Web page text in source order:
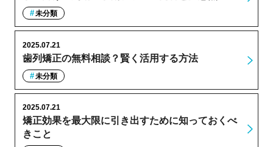
未分類
歯列矯正の無料相談？賢く活用する方法
2025.07.21
未分類
矯正効果を最大限に引き出すために知っておくべ
きこと
2025.07.21